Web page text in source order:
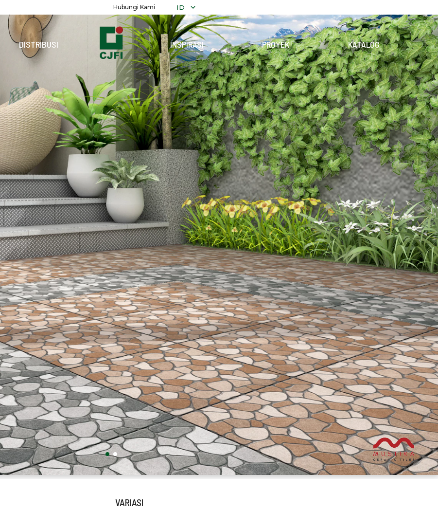
Hubungi Kami ID
ALEXANDRIT
RECON
PARAMARTA
LIHAT SEMUA
TELUSURIKOLEKSI
SEMUA KOLEKSI
POLOS
MARMER
DEKORATIF
GRANITI
TERRAZZO
KAYU
BATU
REFLEKSI
PRECUT
PRODUKDIGITAL
UNDUH KATALOG
PENERAPANKERAMIK
DINDING
LANTAI
UKURAN
10 x 20 cm 15 x 30 cm 20 x 20 cm 20 x 25 cm
20 x 40 cm
25 x 25 cm
25 x 40 cm 25 x 50 cm 30 x 30 cm
30 x 60 cm
40 x 40 cm
50 x 50 cm 60 x 120 cm 60 x 60 cm 80 x 80 cm
DISTRIBUSI INSPIRASI PROYEK KATALOG
VARIASI